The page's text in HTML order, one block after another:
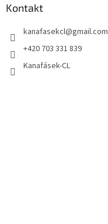
Kontakt
kanafasekcl@gmail.com
+420 703 331 839
Kanafásek-CL